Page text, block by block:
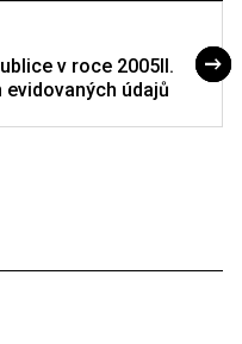
v roce 2005II.
údajů